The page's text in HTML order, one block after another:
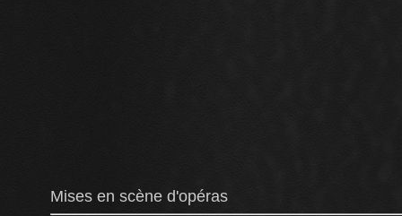
Mises en scène d'opéras